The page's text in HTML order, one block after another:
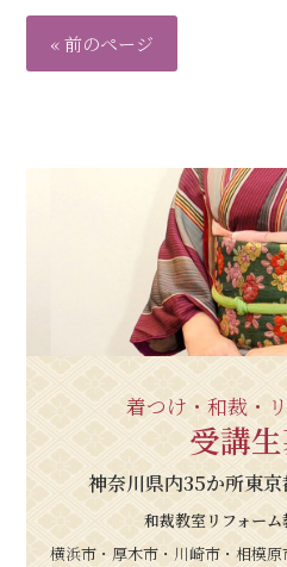
« 前のページ
着つけ・和裁・
受講
神奈川県内35か所東
和裁教室リフォー
横浜市・厚木市・川崎市・相模